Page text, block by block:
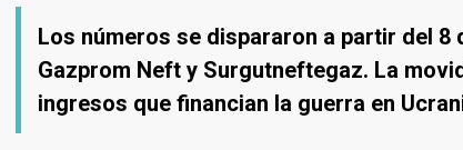
Los números se dispararon a partir del 8
Gazprom Neft y Surgutneftegaz. La
ingresos que financian la guerra en